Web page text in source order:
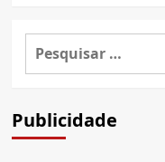
Pesquisar
por:
Publicidade